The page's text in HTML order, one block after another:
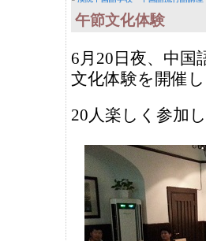
午節文化体験
6月20日夜、中国
文化体験を開催し
20人楽しく参加